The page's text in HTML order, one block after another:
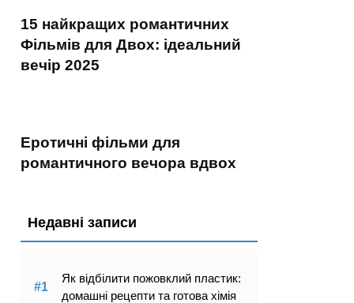
15 найкращих романтичних
Фільмів для Двох: ідеальний
вечір 2025
Еротичні фільми для
романтичного вечора вдвох
Недавні записи
Як відбілити пожовклий пластик:
домашні рецепти та готова хімія